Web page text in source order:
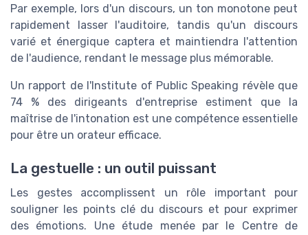
Par exemple, lors d'un discours, un ton monotone peut
rapidement lasser l'auditoire, tandis qu'un discours
varié et énergique captera et maintiendra l'attention
de l'audience, rendant le message plus mémorable.
Un rapport de l'Institute of Public Speaking révèle que
74 % des dirigeants d'entreprise estiment que la
maîtrise de l'intonation est une compétence essentielle
pour être un orateur efficace.
La gestuelle : un outil puissant
Les gestes accomplissent un rôle important pour
souligner les points clé du discours et pour exprimer
des émotions. Une étude menée par le Centre de